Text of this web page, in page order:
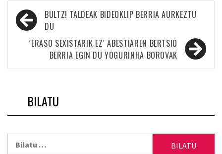
Bidalketetan
zehar
nabigatu
BULTZ! TALDEAK BIDEOKLIP BERRIA AURKEZTU
DU
´ERASO SEXISTARIK EZ´ ABESTIAREN BERTSIO
BERRIA EGIN DU YOGURINHA BOROVAK
BILATU